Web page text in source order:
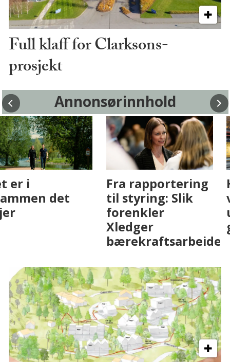
Full klaff for Clarksons-
prosjekt
Annonsørinnhold
Fenistra endrer
eiendomsbransjen
med AI. Slik ser vi
Det er i
Drammen det
skjer